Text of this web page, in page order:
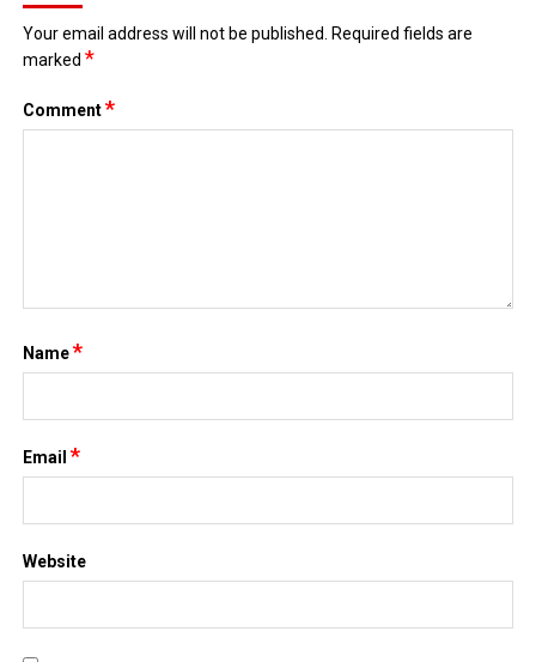
Your email address will not be published. Required fields are
marked*
Comment*
Name*
Email*
Website